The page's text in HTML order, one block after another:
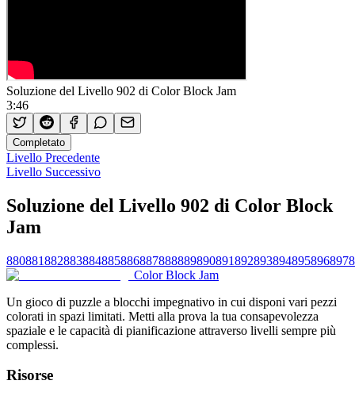
Soluzione del Livello 902 di Color Block Jam
3:46
Completato
Livello Precedente
Livello Successivo
Soluzione del Livello 902 di Color Block
Jam
880881882883884885886887888889890891892893894895896897
Color Block Jam
Un gioco di puzzle a blocchi impegnativo in cui disponi vari pezzi
colorati in spazi limitati. Metti alla prova la tua consapevolezza
spaziale e le capacità di pianificazione attraverso livelli sempre più
complessi.
Risorse